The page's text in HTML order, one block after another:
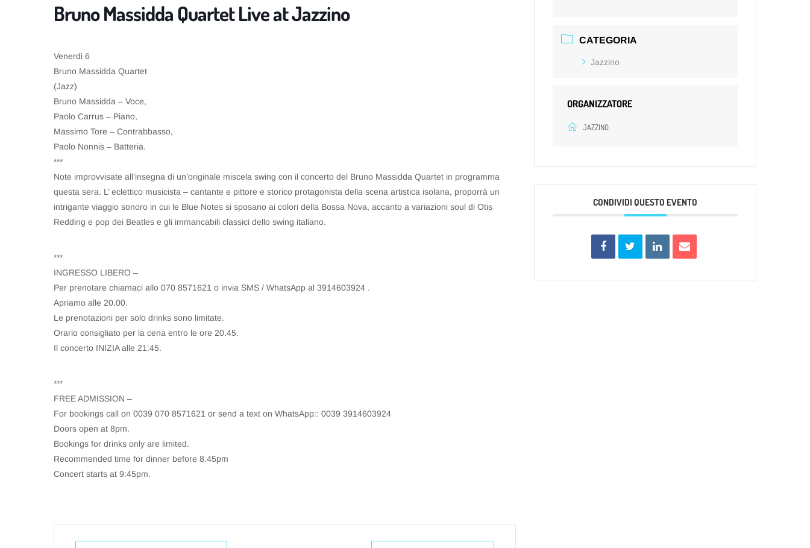
Bruno Massidda Quartet Live at Jazzino
Venerdi 6
Bruno Massidda Quartet
(Jazz)
Bruno Massidda – Voce,
Paolo Carrus – Piano,
Massimo Tore – Contrabbasso,
Paolo Nonnis – Batteria.
***
Note improvvisate all’insegna di un’originale miscela swing con il concerto del Bruno Massidda Quartet in programma
questa sera. L’ eclettico musicista – cantante e pittore e storico protagonista della scena artistica isolana, proporrà un
intrigante viaggio sonoro in cui le Blue Notes si sposano ai colori della Bossa Nova, accanto a variazioni soul di Otis
Redding e pop dei Beatles e gli immancabili classici dello swing italiano.
***
INGRESSO LIBERO –
Per prenotare chiamaci allo 070 8571621 o invia SMS / WhatsApp al 3914603924 .
Apriamo alle 20.00.
Le prenotazioni per solo drinks sono limitate.
Orario consigliato per la cena entro le ore 20.45.
Il concerto INIZIA alle 21:45.
***
FREE ADMISSION –
For bookings call on 0039 070 8571621 or send a text on WhatsApp:: 0039 3914603924
Doors open at 8pm.
Bookings for drinks only are limited.
Recommended time for dinner before 8:45pm
Concert starts at 9:45pm.
CATEGORIA
Jazzino
ORGANIZZATORE
JAZZINO
CONDIVIDI QUESTO EVENTO